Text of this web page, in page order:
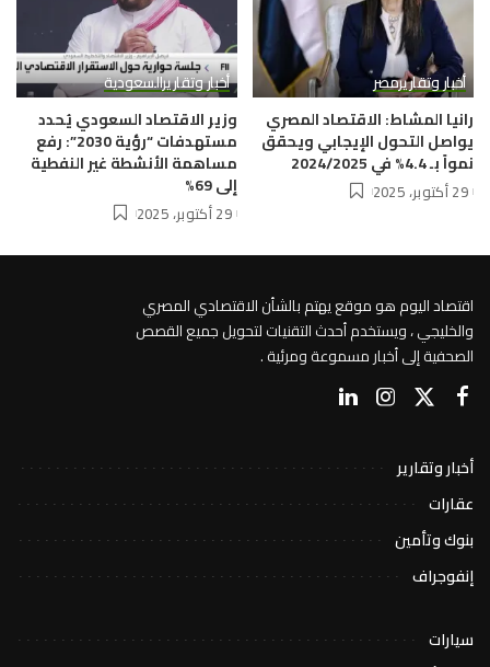
أخبار وتقاريرمصر
رانيا المشاط: الاقتصاد المصري
يواصل التحول الإيجابي ويحقق
نمواً بـ 4.4% في 2024/2025
29 أكتوبر، 2025
أخبار وتقاريرالسعودية
وزير الاقتصاد السعودي يُحدد
مستهدفات “رؤية 2030”: رفع
مساهمة الأنشطة غير النفطية
إلى 69%
29 أكتوبر، 2025
اقتصاد اليوم هو موقع يهتم بالشأن الاقتصادي المصري
والخليجي ، ويستخدم أحدث التقنيات لتحويل جميع القصص
الصحفية إلى أخبار مسموعة ومرئية .
أخبار وتقارير
عقارات
بنوك وتأمين
إنفوجراف
سيارات